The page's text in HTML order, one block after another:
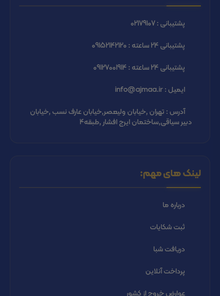
پشتیبانی : 02179107
پشتیبانی 24 ساعته : 09152142120
پشتیبانی 24 ساعته : 09127001914
ایمیل : info@ajmaa.ir
آدرس : تهران ,خیابان ولیعصر,خیابان عارف نسب ,خیابان
دبیر سیاقی,ساختمان ایرج افشار ,طبقه4
لینک های مهم:
درباره ما
ثبت شكايات
دریافت شبا
پرداخت آنلاین
عوارض خروج از کشور